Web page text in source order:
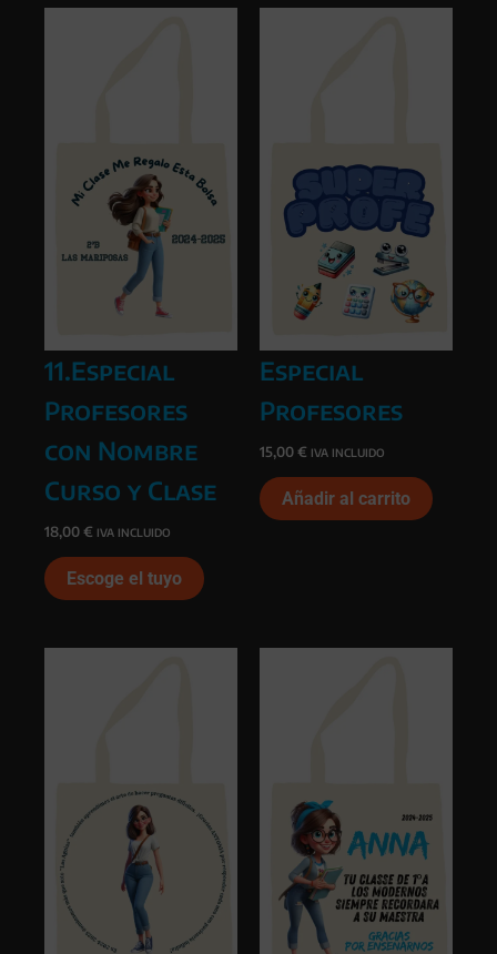
11.Especial
Profesores
con Nombre
Curso y Clase
18,00€ IVA INCLUIDO
Escoge el tuyo
Especial
Profesores
15,00€ IVA INCLUIDO
Añadir al carrito